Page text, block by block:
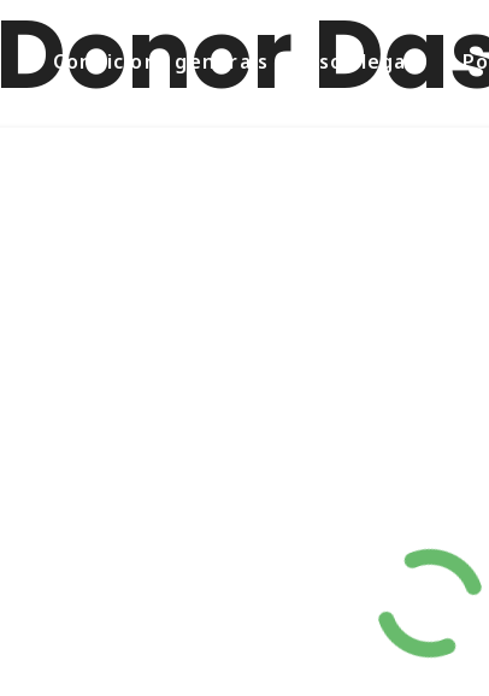
Condicions generals i avisos legals
Donor